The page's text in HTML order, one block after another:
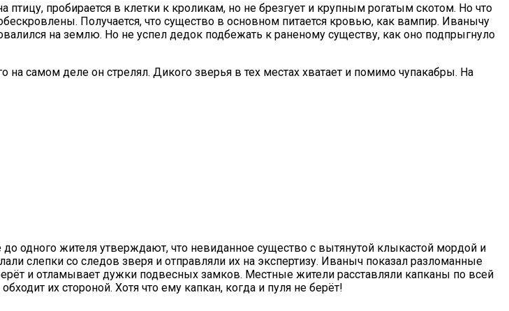
пробирается в клетки к кроликам, но не брезгует и крупным рогатым скотом. Но что
Получается, что существо в основном питается кровью, как вампир. Иванычу
на землю. Но не успел дедок подбежать к раненому существу, как оно подпрыгнуло
на самом деле он стрелял. Дикого зверья в тех местах хватает и помимо чупакабры. На
одного жителя утверждают, что невиданное существо с вытянутой клыкастой мордой и
слепки со следов зверя и отправляли их на экспертизу. Иваныч показал разломанные
и отламывает дужки подвесных замков. Местные жители расставляли капканы по всей
их стороной. Хотя что ему капкан, когда и пуля не берёт!